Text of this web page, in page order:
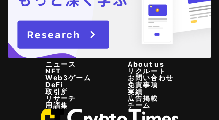
ニュース
NFT
Web3ゲーム
DeFi
取引所
リサーチ
用語集
About us
リクルート
お問い合わせ
免責事項
実績
広告掲載
チーム